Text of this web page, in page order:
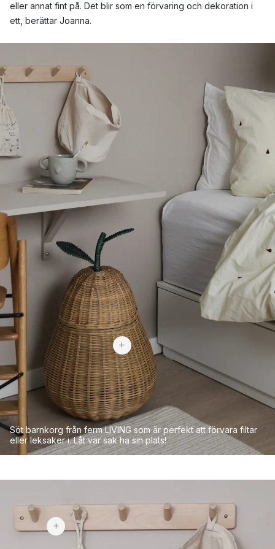
eller annat fint på. Det blir som en förvaring och dekoration i
ett, berättar Joanna.
Söt barnkorg från ferm LIVING som är perfekt att förvara filtar
eller leksaker i. Låt var sak ha sin plats!
169 kr